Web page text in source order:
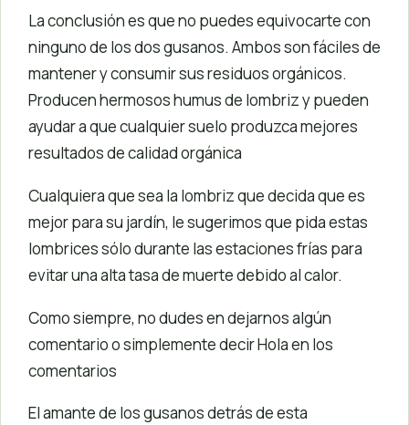
La conclusión es que no puedes equivocarte con
ninguno de los dos gusanos. Ambos son fáciles de
mantener y consumir sus residuos orgánicos.
Producen hermosos humus de lombriz y pueden
ayudar a que cualquier suelo produzca mejores
resultados de calidad orgánica
Cualquiera que sea la lombriz que decida que es
mejor para su jardín, le sugerimos que pida estas
lombrices sólo durante las estaciones frías para
evitar una alta tasa de muerte debido al calor.
Como siempre, no dudes en dejarnos algún
comentario o simplemente decir Hola en los
comentarios
El amante de los gusanos detrás de esta